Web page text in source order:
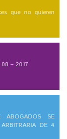
que no quieren
– 2017
ABOGADOS SE
DE 4